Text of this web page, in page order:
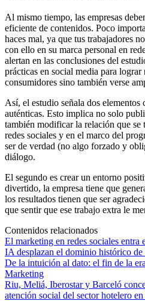
Al mismo tiempo, las empresas
eficiente de contenidos. Poco
haces mal, ya que tus trabajadores
con ello en su marca personal en
alertan en las conclusiones del
prácticas en social media para
consumidores sino también verse
Así, el estudio señala dos elementos
auténticas. Esto implica no solo
también modificar la relación que se
redes sociales y en el marco del
ser de verdad (no algo forzado y
diálogo.
El segundo es crear un entorno
divertido, la empresa tiene que
los resultados tienen que ser
que sentir que ese trabajo extra le
Contenidos relacionados
El marketing en redes sociales entra
IA desplazan el dominio histórico de
De la intuición al dato: el fin de la
Marketing
Riu, Meliá, Iberostar y Barceló
atención social del sector hotelero en